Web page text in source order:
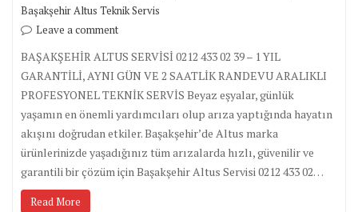
Başakşehir Altus Teknik Servis
Leave a comment
BAŞAKŞEHİR ALTUS SERVİSİ 0212 433 02 39 – 1 YIL
GARANTİLİ, AYNI GÜN VE 2 SAATLİK RANDEVU ARALIKLI
PROFESYONEL TEKNİK SERVİS Beyaz eşyalar, günlük
yaşamın en önemli yardımcıları olup arıza yaptığında hayatın
akışını doğrudan etkiler. Başakşehir’de Altus marka
ürünlerinizde yaşadığınız tüm arızalarda hızlı, güvenilir ve
garantili bir çözüm için Başakşehir Altus Servisi 0212 433 02…
Read More